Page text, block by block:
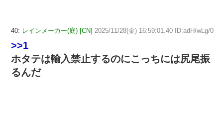
40: レインメーカー(庭) [CN] 2025/11/28(金) 16:59:01.40 ID:adH/wLg/0
>>1
ホタテは輸入禁止するのにこっちには尻尾振
るんだ